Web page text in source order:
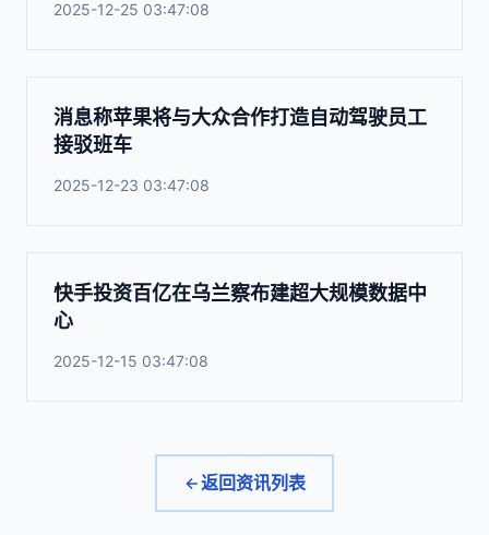
2025-12-25 03:47:08
消息称苹果将与大众合作打造自动驾驶员工
接驳班车
2025-12-23 03:47:08
快手投资百亿在乌兰察布建超大规模数据中
心
2025-12-15 03:47:08
返回资讯列表